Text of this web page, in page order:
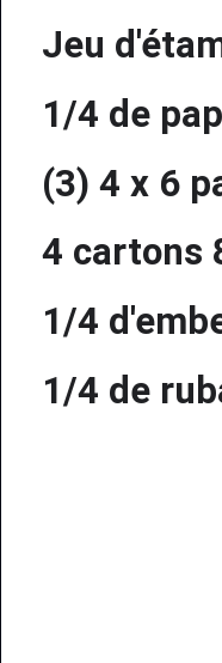
Jeu
1/4 de
(3) 4 x 6
4 cartons
1/4
1/4 de